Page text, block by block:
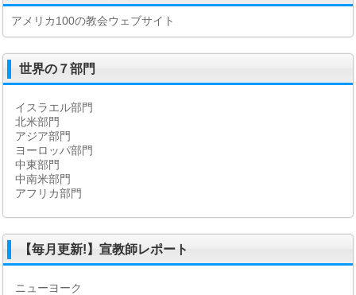
アメリカ100の教会ウェブサイト
世界の７部門
イスラエル部門
北米部門
アジア部門
ヨーロッパ部門
中東部門
中南米部門
アフリカ部門
【毎月更新!】宣教師レポート
ニューヨーク